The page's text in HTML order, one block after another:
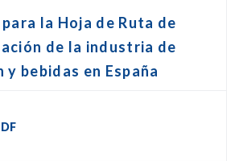
la Hoja de Ruta de
de la industria de
bebidas en España